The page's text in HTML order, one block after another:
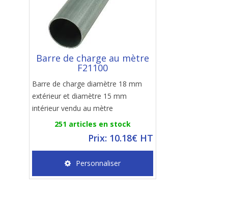
Barre de charge au mètre
F21100
Barre de charge diamètre 18 mm
extérieur et diamètre 15 mm
intérieur vendu au mètre
251 articles en stock
Prix: 10.18€ HT
Personnaliser